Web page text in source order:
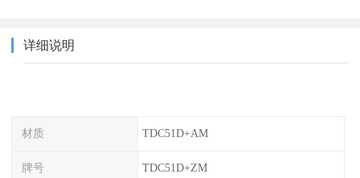
详细说明
材质 TDC51D+AM
牌号 TDC51D+ZM